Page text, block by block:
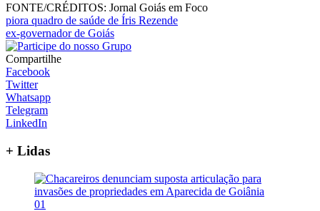
FONTE/CRÉDITOS: Jornal Goiás em Foco
piora quadro de saúde de Íris Rezende
ex-governador de Goiás
Compartilhe
Facebook
Twitter
Whatsapp
Telegram
LinkedIn
+ Lidas
01